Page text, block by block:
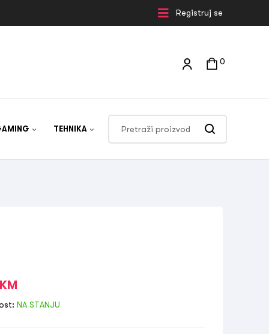
Registruj se
0
TEHNIKA
KM
NA STANJU